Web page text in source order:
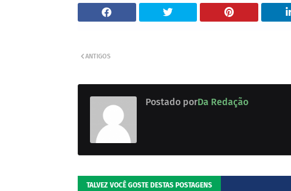
ANTIGOS
Postado porDa Redação
TALVEZ VOCÊ GOSTE DESTAS POSTAGENS